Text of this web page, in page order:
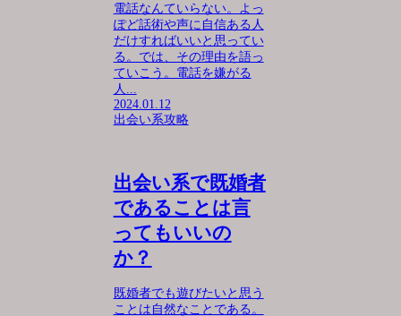
電話なんていらない。よっ
ぽど話術や声に自信ある人
だけすればいいと思ってい
る。では、その理由を語っ
ていこう。電話を嫌がる
人...
2024.01.12
出会い系攻略
出会い系で既婚者
であることは言
ってもいいの
か？
既婚者でも遊びたいと思う
ことは自然なことである。